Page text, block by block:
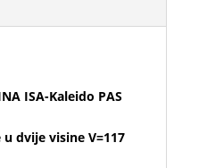
ISA-Kaleido PAS
dvije visine V=117